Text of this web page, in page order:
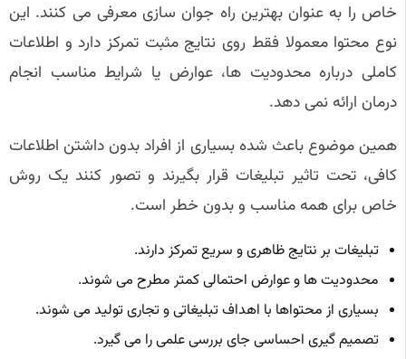
خاص را به عنوان بهترین راه جوان سازی معرفی می کنند. این
نوع محتوا معمولا فقط روی نتایج مثبت تمرکز دارد و اطلاعات
کاملی درباره محدودیت ها، عوارض یا شرایط مناسب انجام
درمان ارائه نمی دهد.
همین موضوع باعث شده بسیاری از افراد بدون داشتن اطلاعات
کافی، تحت تاثیر تبلیغات قرار بگیرند و تصور کنند یک روش
خاص برای همه مناسب و بدون خطر است.
تبلیغات بر نتایج ظاهری و سریع تمرکز دارند.
محدودیت ها و عوارض احتمالی کمتر مطرح می شوند.
بسیاری از محتواها با اهداف تبلیغاتی و تجاری تولید می شوند.
تصمیم گیری احساسی جای بررسی علمی را می گیرد.